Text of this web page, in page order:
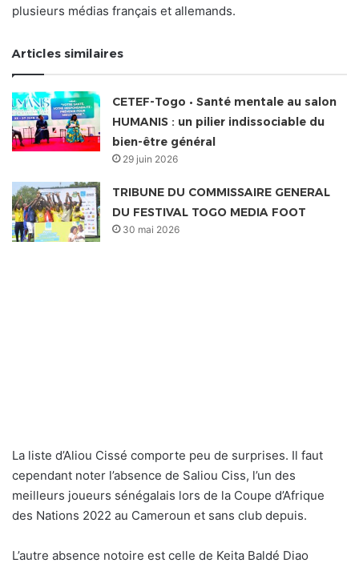
plusieurs médias français et allemands.
Articles similaires
CETEF-Togo • Santé mentale au salon
HUMANIS : un pilier indissociable du
bien-être général
29 juin 2026
TRIBUNE DU COMMISSAIRE GENERAL
DU FESTIVAL TOGO MEDIA FOOT
30 mai 2026
La liste d’Aliou Cissé comporte peu de surprises. Il faut
cependant noter l’absence de Saliou Ciss, l’un des
meilleurs joueurs sénégalais lors de la Coupe d’Afrique
des Nations 2022 au Cameroun et sans club depuis.
L’autre absence notoire est celle de Keita Baldé Diao